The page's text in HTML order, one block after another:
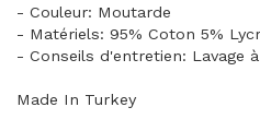
- Couleur: Moutarde
- Matériels: 95% Coton 5%
- Conseils d'entretien: Lavage
Made In Turkey